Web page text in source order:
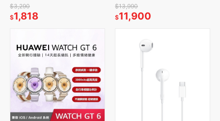
(Type-C可充 具Wh標示)
$3,290
$1,818
$13,990
$11,900